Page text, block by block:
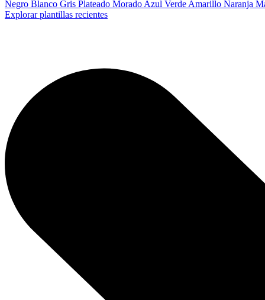
Negro Blanco Gris Plateado Morado Azul Verde Amarillo Naranja
Explorar plantillas recientes